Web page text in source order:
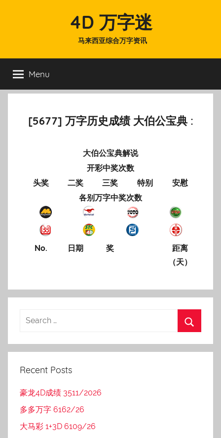
4D 万字迷
马来西亚综合万字资讯
Menu
[5677] 万字历史成绩 大伯公宝典 :
大伯公宝典解说
开彩中奖次数
头奖
二奖 三奖 特别
安慰
各别万字中奖次数
No. 日期 奖
距离
（天）
Recent Posts
豪龙4D成绩 3511/2026
多多万字 6162/26
大马彩 1+3D 6109/26